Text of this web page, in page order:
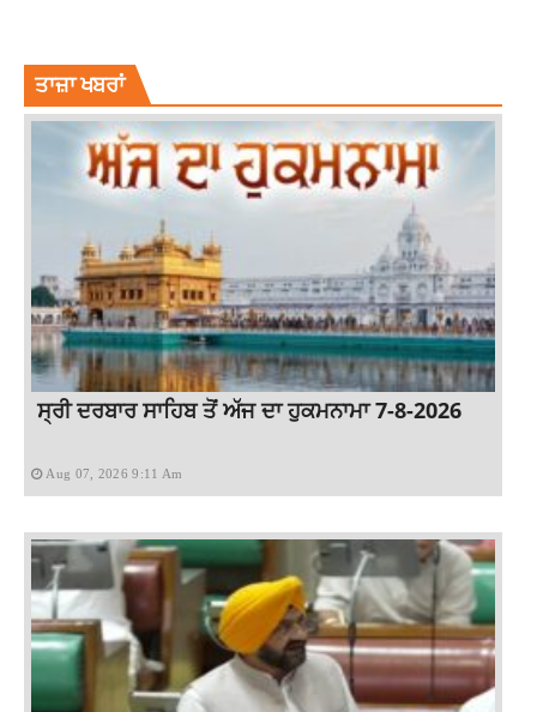
ਤਾਜ਼ਾ ਖਬਰਾਂ
ਸ੍ਰੀ ਦਰਬਾਰ ਸਾਹਿਬ ਤੋਂ ਅੱਜ ਦਾ ਹੁਕਮਨਾਮਾ 7-8-2026
Aug 07, 2026 9:11 Am